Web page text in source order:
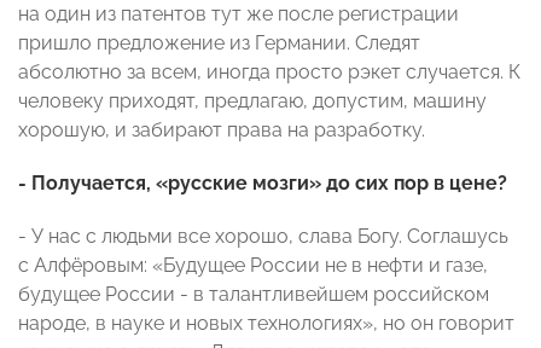
на один из патентов тут же после регистрации
пришло предложение из Германии. Следят
абсолютно за всем, иногда просто рэкет случается. К
человеку приходят, предлагаю, допустим, машину
хорошую, и забирают права на разработку.
- Получается, «русские мозги» до сих пор в цене?
- У нас с людьми все хорошо, слава Богу. Соглашусь
с Алфёровым: «Будущее России не в нефти и газе,
будущее России - в талантливейшем российском
народе, в науке и новых технологиях», но он говорит